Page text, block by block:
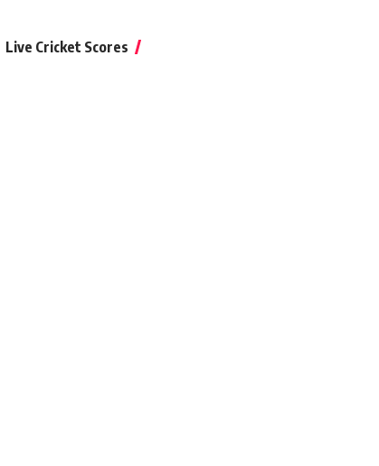
Live Cricket Scores